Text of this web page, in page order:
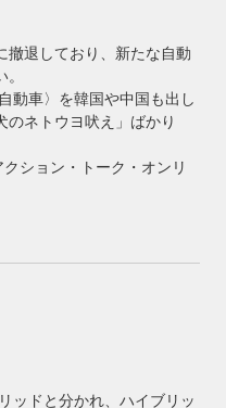
撤退しており、新たな自動
動車〉を韓国や中国も出し
のネトウヨ吠え」ばかり
ション・トーク・オンリ
ッドと分かれ、ハイブリッ